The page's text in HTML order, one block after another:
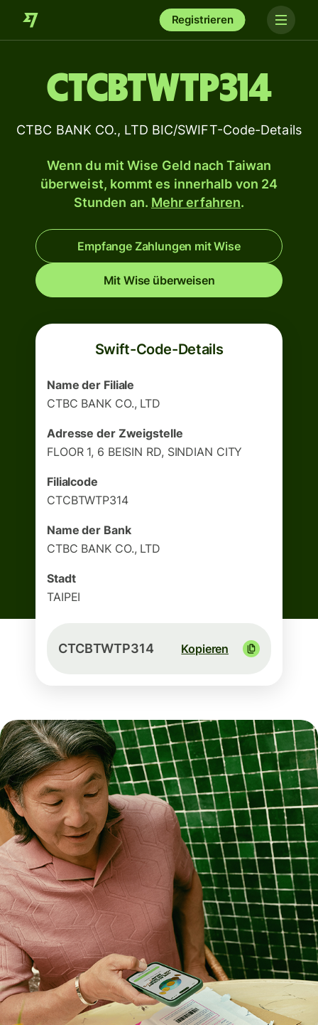
Registrieren
CTCBTWTP314
CTBC BANK CO., LTD BIC/SWIFT-Code-Details
Wenn du mit Wise Geld nach Taiwan
überweist, kommt es innerhalb von 24
Stunden an. Mehr erfahren.
Empfange Zahlungen mit Wise
Mit Wise überweisen
Swift-Code-Details
Name der Filiale
CTBC BANK CO., LTD
Adresse der Zweigstelle
FLOOR 1, 6 BEISIN RD, SINDIAN CITY
Filialcode
CTCBTWTP314
Name der Bank
CTBC BANK CO., LTD
Stadt
TAIPEI
CTCBTWTP314 Kopieren